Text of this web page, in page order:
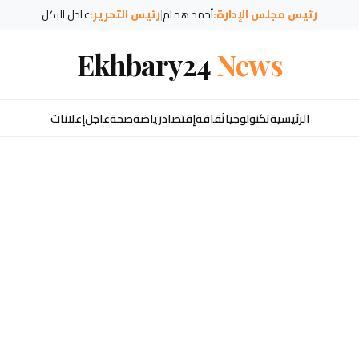
رئيس مجلس الإدارة:أحمد همام|رئيس التحرير:عادل البكل
Ekhbary24News
الرئيسيةتكنولوجياثقافةإقتصادرياضةصحةعاجلإعلانات